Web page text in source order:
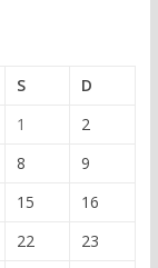
S
D
1
2
8
9
15
16
22
23